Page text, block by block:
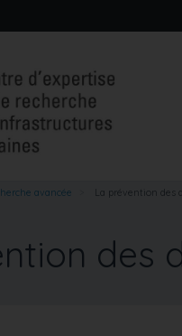
avancée La prévention des
des